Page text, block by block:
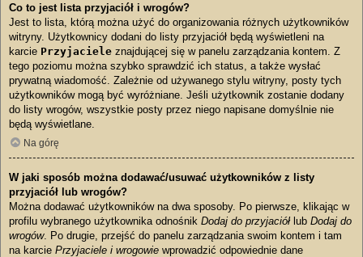
Co to jest lista przyjaciół i wrogów?
Jest to lista, którą można użyć do organizowania różnych użytkowników
witryny. Użytkownicy dodani do listy przyjaciół będą wyświetleni na
karcie Przyjaciele znajdującej się w panelu zarządzania kontem. Z
tego poziomu można szybko sprawdzić ich status, a także wysłać
prywatną wiadomość. Zależnie od używanego stylu witryny, posty tych
użytkowników mogą być wyróżniane. Jeśli użytkownik zostanie dodany
do listy wrogów, wszystkie posty przez niego napisane domyślnie nie
będą wyświetlane.
Na górę
W jaki sposób można dodawać/usuwać użytkowników z listy
przyjaciół lub wrogów?
Można dodawać użytkowników na dwa sposoby. Po pierwsze, klikając w
profilu wybranego użytkownika odnośnik Dodaj do przyjaciółlub Dodaj do
wrogów. Po drugie, przejść do panelu zarządzania swoim kontem i tam
na karcie Przyjaciele i wrogowie wprowadzić odpowiednie dane